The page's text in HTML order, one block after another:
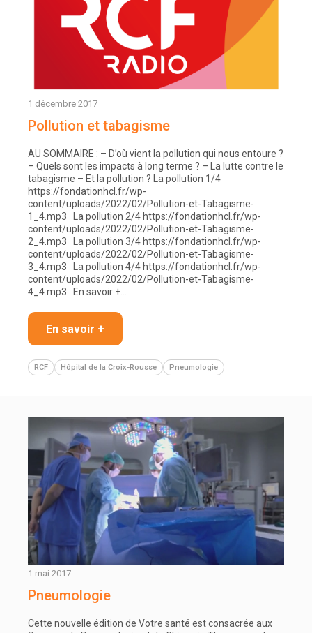
1 décembre 2017
Pollution et tabagisme
AU SOMMAIRE : – D’où vient la pollution qui nous entoure ?
– Quels sont les impacts à long terme ? – La lutte contre le
tabagisme – Et la pollution ? La pollution 1/4
https://fondationhcl.fr/wp-
content/uploads/2022/02/Pollution-et-Tabagisme-
1_4.mp3 La pollution 2/4 https://fondationhcl.fr/wp-
content/uploads/2022/02/Pollution-et-Tabagisme-
2_4.mp3 La pollution 3/4 https://fondationhcl.fr/wp-
content/uploads/2022/02/Pollution-et-Tabagisme-
3_4.mp3 La pollution 4/4 https://fondationhcl.fr/wp-
content/uploads/2022/02/Pollution-et-Tabagisme-
4_4.mp3 En savoir +…
En savoir +
RCF Hôpital de la Croix-Rousse Pneumologie
1 mai 2017
Pneumologie
Cette nouvelle édition de Votre santé est consacrée aux